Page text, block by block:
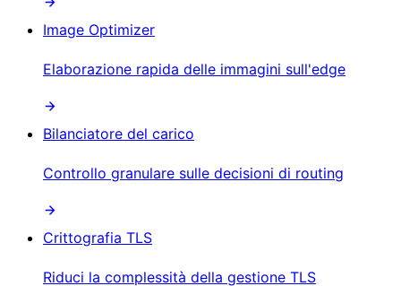
Image Optimizer
Elaborazione rapida delle immagini sull'edge
Bilanciatore del carico
Controllo granulare sulle decisioni di routing
Crittografia TLS
Riduci la complessità della gestione TLS